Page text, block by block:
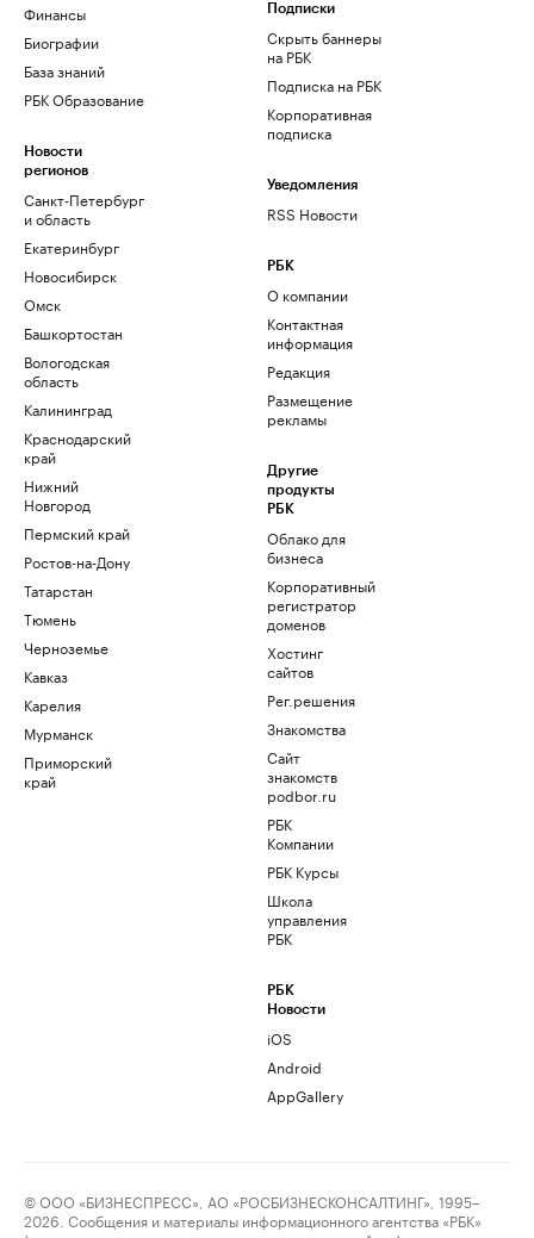
Финансы
Биографии
База знаний
РБК Образование
Новости
регионов
Санкт-Петербург
и область
Екатеринбург
Новосибирск
Омск
Башкортостан
Вологодская
область
Калининград
Краснодарский
край
Нижний
Новгород
Пермский край
Ростов-на-Дону
Татарстан
Тюмень
Черноземье
Кавказ
Карелия
Мурманск
Приморский
край
Подписки
Скрыть баннеры
на РБК
Подписка на РБК
Корпоративная
подписка
Уведомления
RSS Новости
РБК
О компании
Контактная
информация
Редакция
Размещение
рекламы
Другие
продукты
РБК
Облако для
бизнеса
Корпоративный
регистратор
доменов
Хостинг
сайтов
Рег.решения
Знакомства
Сайт
знакомств
podbor.ru
РБК
Компании
РБК Курсы
Школа
управления
РБК
РБК
Новости
iOS
Android
AppGallery
© ООО «БИЗНЕСПРЕСС», АО «РОСБИЗНЕСКОНСАЛТИНГ», 1995–
2026. Сообщения и материалы информационного агентства «РБК»